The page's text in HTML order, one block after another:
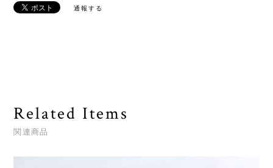
通報する
Related Items
関連商品